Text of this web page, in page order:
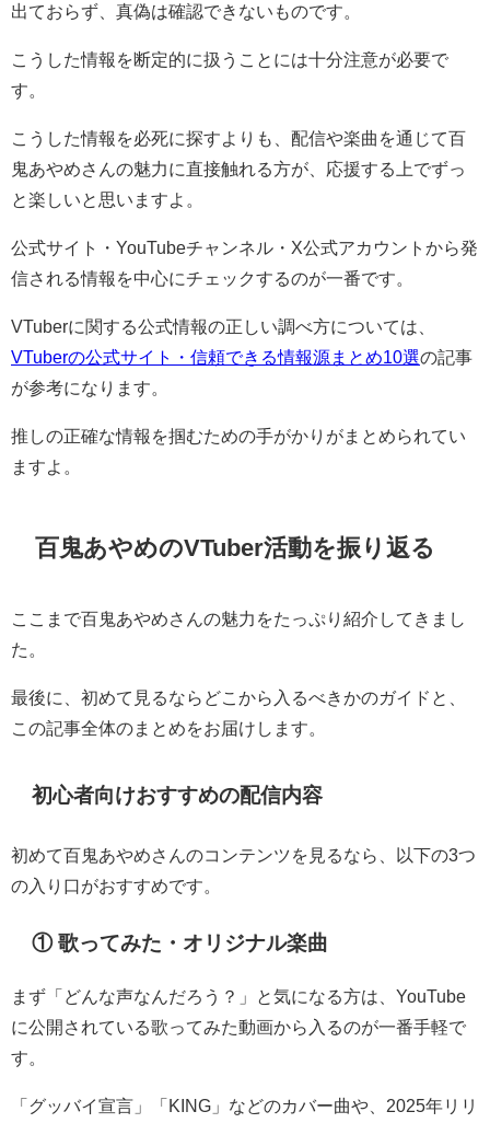
出ておらず、真偽は確認できないものです。
こうした情報を断定的に扱うことには十分注意が必要で
す。
こうした情報を必死に探すよりも、配信や楽曲を通じて百
鬼あやめさんの魅力に直接触れる方が、応援する上でずっ
と楽しいと思いますよ。
公式サイト・YouTubeチャンネル・X公式アカウントから発
信される情報を中心にチェックするのが一番です。
VTuberに関する公式情報の正しい調べ方については、
VTuberの公式サイト・信頼できる情報源まとめ10選の記事
が参考になります。
推しの正確な情報を掴むための手がかりがまとめられてい
ますよ。
百鬼あやめのVTuber活動を振り返る
ここまで百鬼あやめさんの魅力をたっぷり紹介してきまし
た。
最後に、初めて見るならどこから入るべきかのガイドと、
この記事全体のまとめをお届けします。
初心者向けおすすめの配信内容
初めて百鬼あやめさんのコンテンツを見るなら、以下の3つ
の入り口がおすすめです。
① 歌ってみた・オリジナル楽曲
まず「どんな声なんだろう？」と気になる方は、YouTube
に公開されている歌ってみた動画から入るのが一番手軽で
す。
「グッバイ宣言」「KING」などのカバー曲や、2025年リリ